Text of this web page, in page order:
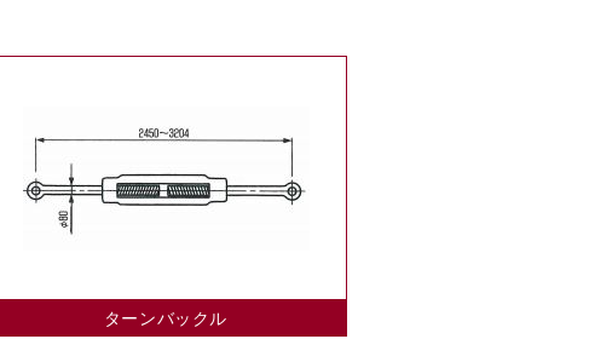
ターンバックル